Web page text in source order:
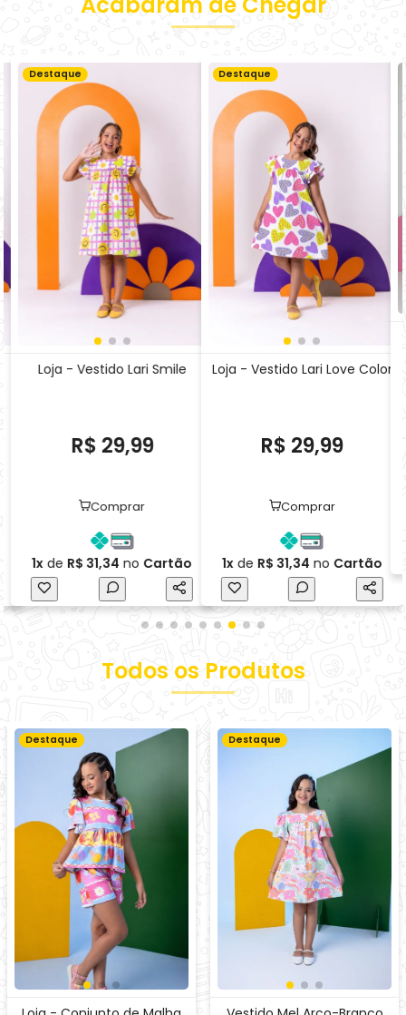
Loja - Vestido Lari Smile
R$ 29,99
Comprar
1x de R$ 31,34 no Cartão
Loja - Vestido Lari Love Color
R$ 29,99
Comprar
1x de R$ 31,34 no Cartão
Loja - Conjunto de Malha
Para Brincar Sorvete Color
R$ 31,99
Comprar
1xdeR$ 33,43noCartão
Destaque
Vestido Mel Arco-Branco
R$ 29,99
Comprar
1xdeR$ 31,34noCartão